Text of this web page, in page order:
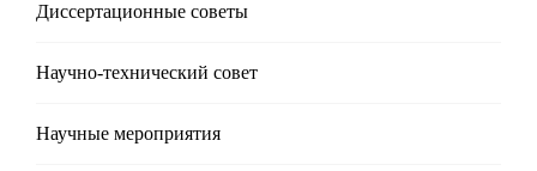
Диссертационные советы
Научно-технический совет
Научные мероприятия